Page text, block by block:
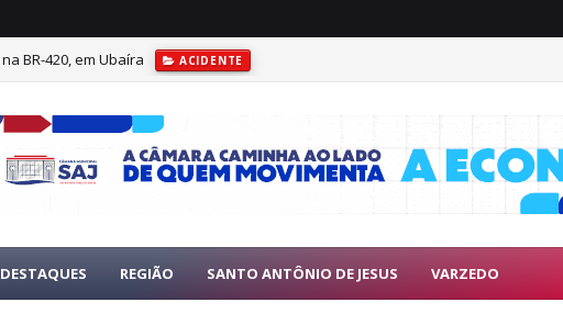
BR-420, em Ubaíra ACIDENTE
DESTAQUES REGIÃO SANTO ANTÔNIO DE JESUS VARZEDO